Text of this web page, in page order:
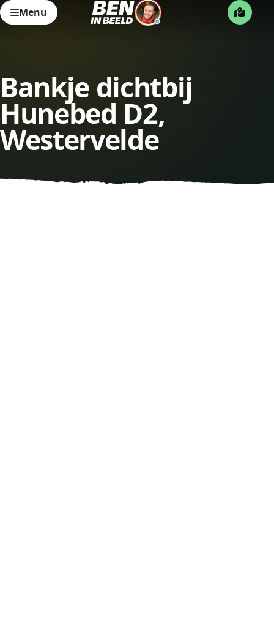
Menu
Bankje dichtbij
Hunebed D2,
Westervelde